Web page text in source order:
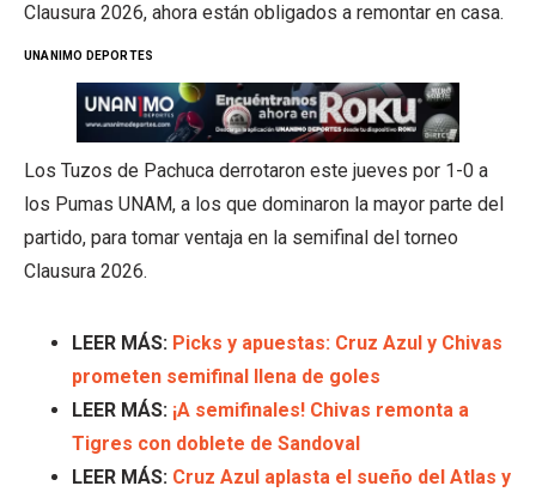
Clausura 2026, ahora están obligados a remontar en casa.
UNANIMO DEPORTES
Los Tuzos de Pachuca derrotaron este jueves por 1-0 a
los Pumas UNAM, a los que dominaron la mayor parte del
partido, para tomar ventaja en la semifinal del torneo
Clausura 2026.
LEER MÁS: Picks y apuestas: Cruz Azul y Chivas
prometen semifinal llena de goles
LEER MÁS: ¡A semifinales! Chivas remonta a
Tigres con doblete de Sandoval
LEER MÁS: Cruz Azul aplasta el sueño del Atlas y